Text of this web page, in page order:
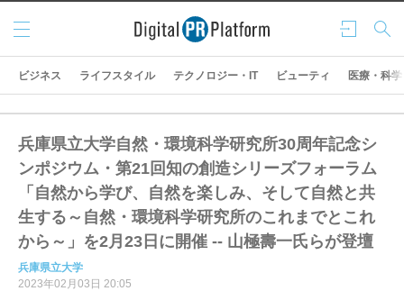
ログ
イン
検索
メニ
ュー
ビジネス ライフスタイル テクノロジー・IT ビューティ 医療・科学
兵庫県立大学自然・環境科学研究所30周年記念シ
ンポジウム・第21回知の創造シリーズフォーラム
「自然から学び、自然を楽しみ、そして自然と共
生する～自然・環境科学研究所のこれまでとこれ
から～」を2月23日に開催 -- 山極壽一氏らが登壇
兵庫県立大学
2023年02月03日 20:05